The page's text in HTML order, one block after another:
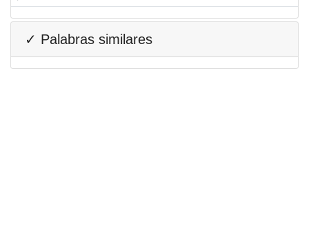
✓ Palabras similares